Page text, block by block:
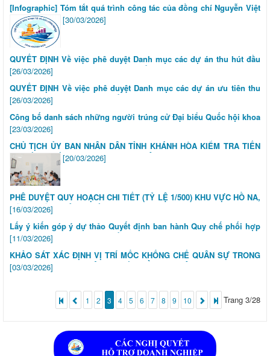
[Infographic] Tóm tắt quá trình công tác của đồng chí Nguyễn Việt
Hùng - Phó Bí thư Tỉnh ủy, Chủ tịch UBND tỉnh Khánh Hòa
[30/03/2026]
QUYẾT ĐỊNH Về việc phê duyệt Danh mục các dự án thu hút đầu
tư ngoài ngân sách vào Khu kinh tế Vân Phong và các Khu công
nghiệp tỉnh Khánh Hòa giai đoạn 2025-2030
[26/03/2026]
QUYẾT ĐỊNH Về việc phê duyệt Danh mục các dự án ưu tiên thu
hút đầu tư vào Khu kinh tế Vân Phong, tỉnh Khánh Hòa thuộc
Phân khu 01, 02, 03, 04, 05, 08, 14, 15, 16, 17 và 19, giai đoạn đến
năm 2025, định hướng đến năm 2030
[26/03/2026]
Công bố danh sách những người trúng cử Đại biểu Quốc hội khoa
XIV
[23/03/2026]
CHỦ TỊCH ỦY BAN NHÂN DÂN TỈNH KHÁNH HÒA KIỂM TRA TIẾN
ĐỘ CÁC DỰ ÁN TẠI KHU VỰC NAM VÂN PHONG
[20/03/2026]
PHÊ DUYỆT QUY HOẠCH CHI TIẾT (TỶ LỆ 1/500) KHU VỰC HỒ NA,
XÃ ĐẠI LÃNH, TỈNH KHÁNH HÒA
[16/03/2026]
Lấy ý kiến góp ý dự thảo Quyết định ban hành Quy chế phối hợp
giữa Ban Quản lý Khu kinh tế và Khu công nghiệp với các sở, ban,
ngành cấp tỉnh, Ủy ban nhân dân các xã, phường và các cơ quan,
đơn vị liên quan trong công tác quản lý nhà nước đối với khu kinh
tế và các khu công nghiệp tỉnh Khánh Hòa
[11/03/2026]
KHẢO SÁT XÁC ĐỊNH VỊ TRÍ MỐC KHỐNG CHẾ QUÂN SỰ TRONG
RANH GIỚI THỰC HIỆN DỰ ÁN ĐẦU TƯ XÂY DỰNG VÀ KINH
[03/03/2026]
1 2 3 4 5 6 7 8 9 10 Trang 3/28